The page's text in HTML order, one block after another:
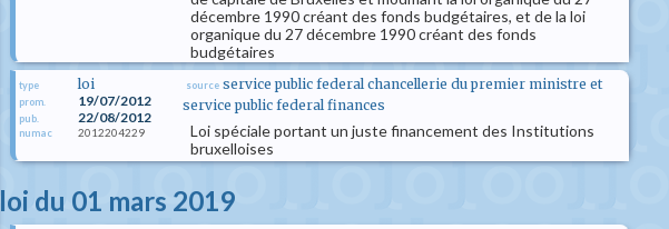
décembre 1990 créant des fonds budgétaires, et de la loi
organique du 27 décembre 1990 créant des fonds
budgétaires
type loi
prom. 19/07/2012
pub. 22/08/2012
numac 2012204229
source service public federal chancellerie du premier ministre et
service public federal finances
Loi spéciale portant un juste financement des Institutions
bruxelloises
loi du 01 mars 2019